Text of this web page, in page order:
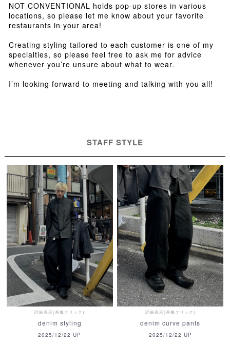
NOT CONVENTIONAL holds pop-up stores in various
locations, so please let me know about your favorite
restaurants in your area!
Creating styling tailored to each customer is one of my
specialties, so please feel free to ask me for advice
whenever you’re unsure about what to wear.
I’m looking forward to meeting and talking with you all!
STAFF STYLE
詳細表示(画像クリック)
denim styling
2025/12/22 UP
詳細表示(画像クリック)
denim curve pants
2025/12/22 UP